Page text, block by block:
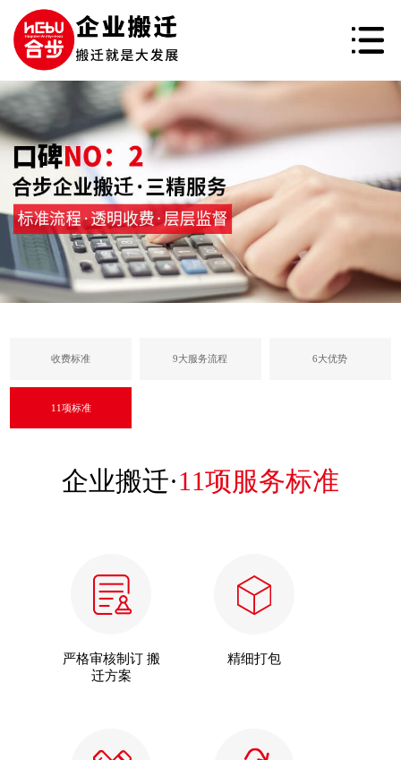
收费标准 9大服务流程 6大优势
11项标准
企业搬迁·11项服务标准
严格审核制订 搬
迁方案
精细打包